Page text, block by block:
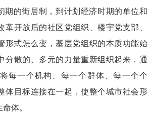
期的街居制，到计划经济时期的单位和
革开放后的社区党组织、楼宇党支部、
式怎么变，基层党组织的本质功能始
分散的、多元的力量重新组织起来，通
每一个机构、每一个群体、每一个个
体目标连接在一起，使整个城市社会形
体。